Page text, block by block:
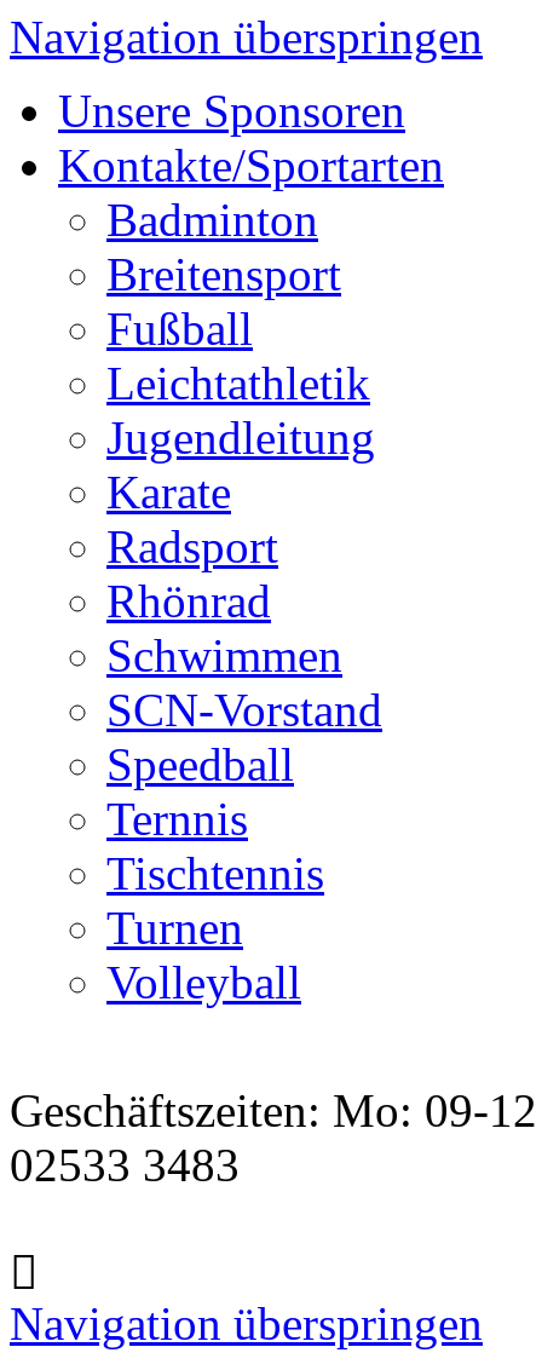
Navigation überspringen
Unsere Sponsoren
Kontakte/Sportarten
Badminton
Breitensport
Fußball
Leichtathletik
Jugendleitung
Karate
Radsport
Rhönrad
Schwimmen
SCN-Vorstand
Speedball
Ternnis
Tischtennis
Turnen
Volleyball
Geschäftszeiten: Mo: 09-
02533 3483
Navigation überspringen